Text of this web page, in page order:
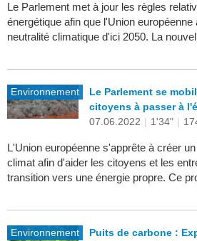
Le Parlement met à jour les règles
énergétique afin que l'Union
neutralité climatique d'ici 2050. La
Environnement
Le Parlement se
citoyens à passer à
07.06.2022 | 1'34" |
L'Union européenne s'apprête à créer
climat afin d'aider les citoyens et les
transition vers une énergie propre. Ce
Environnement
Puits de carbone :